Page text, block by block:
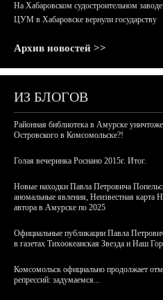
На Хабаровском судостроительном
ЦУМ в Хабаровске вернули государству
Архив новостей >>
ИЗ БЛОГОВ
Районная библиотека в Амурске
Островского в Комсомольске?!
Голая вечеринка Роснано 2015г. Итог.
Новые находки Павла Петровича
аномальные явления, Неизвестная
автора в Амурске по 2025
Официальные публикации Павла
в газетах Тихоокеанская Звезда и Наш
Комсомольск официально продолжает
репрессий: задумаемся...